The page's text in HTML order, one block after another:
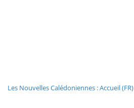
Les Nouvelles Calédoniennes : Accueil (FR)